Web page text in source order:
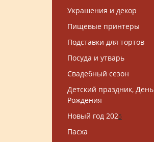
Украшения и декор
Пищевые принтеры
Подставки для тортов
Посуда и утварь
Свадебный сезон
Детский праздник, День
Рождения
Новый год 2025
Пасха